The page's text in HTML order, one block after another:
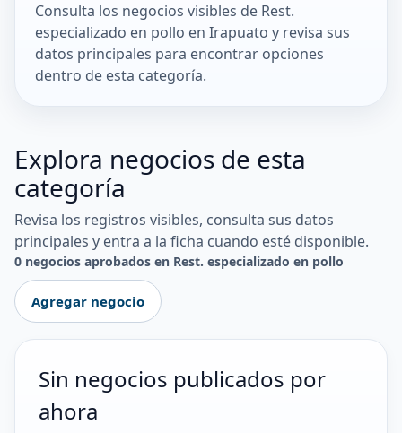
Consulta los negocios visibles de Rest.
especializado en pollo en Irapuato y revisa sus
datos principales para encontrar opciones
dentro de esta categoría.
Explora negocios de esta
categoría
Revisa los registros visibles, consulta sus datos
principales y entra a la ficha cuando esté disponible.
0 negocios aprobados en Rest. especializado en pollo
Agregar negocio
Sin negocios publicados por
ahora